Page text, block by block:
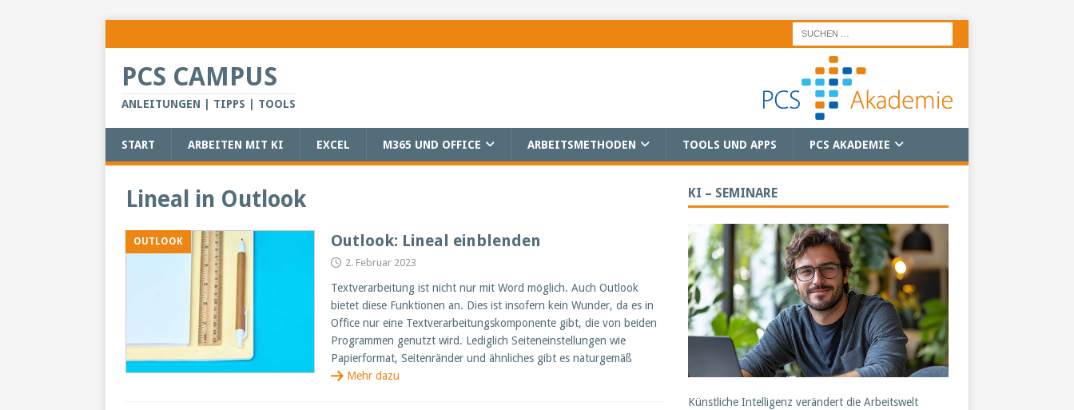
PCS CAMPUS
ANLEITUNGEN | TIPPS | TOOLS
START ARBEITEN MIT KI EXCEL M365 UND OFFICE ARBEITSMETHODEN TOOLS UND APPS PCS AKADEMIE
Lineal in Outlook
OUTLOOK Outlook: Lineal einblenden
2. Februar 2023
Textverarbeitung ist nicht nur mit Word möglich. Auch Outlook
bietet diese Funktionen an. Dies ist insofern kein Wunder, da es in
Office nur eine Textverarbeitungskomponente gibt, die von beiden
Programmen genutzt wird. Lediglich Seiteneinstellungen wie
Papierformat, Seitenränder und ähnliches gibt es naturgemäß
Mehr dazu
KI – SEMINARE
Künstliche Intelligenz verändert die Arbeitswelt